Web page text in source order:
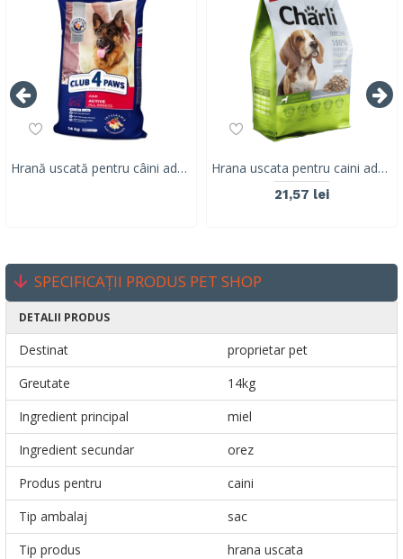
Hrană uscată pentru câini adulți activi, Club 4 Paws PREMIUM, găină, 14 kg Hrana uscata pentru caini adulti CHARLI, carne mix, 2.5KG
21,57 lei
SPECIFICAȚII PRODUS PET SHOP
DETALII PRODUS
Destinat
proprietar pet
Greutate
14kg
Ingredient principal
miel
Ingredient secundar
orez
Produs pentru
caini
Tip ambalaj
sac
Tip produs
hrana uscata